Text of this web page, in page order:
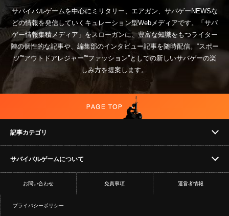
サバイバルゲームを中心にミリタリー、エアガン、サバゲーNEWSな
どの情報を発信していくキュレーション型Webメディアです。「サバ
ゲー情報集積メディア」をスローガンに、豊富な知識をもつライター
陣の個性的な記事や、編集部のインタビュー記事を随時配信。“スポー
ツ”“アウトドアレジャー”“ファッション”としての新しいサバゲーの楽
しみ方を提案します。
記事カテゴリ
NEWS
イベント
サバイバルゲームについて
フィールド
お問い合わせ 免責事項 運営者情報
プライバシーポリシー